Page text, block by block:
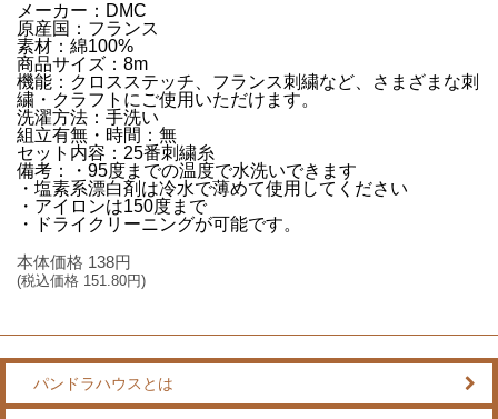
メーカー：DMC
原産国：フランス
素材：綿100%
商品サイズ：8m
機能：クロスステッチ、フランス刺繍など、さまざまな刺
繍・クラフトにご使用いただけます。
洗濯方法：手洗い
組立有無・時間：無
セット内容：25番刺繍糸
備考：・95度までの温度で水洗いできます
・塩素系漂白剤は冷水で薄めて使用してください
・アイロンは150度まで
・ドライクリーニングが可能です。
本体価格 138円
(税込価格 151.80円)
パンドラハウスとは